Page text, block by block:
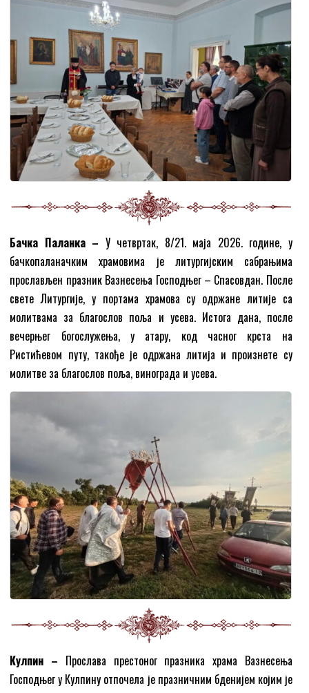
Бачка Паланка – У четвртак, 8/21. маја 2026. године, у
бачкопаланачким храмовима је литургијским сабрањима
прослављен празник Вазнесења Господњег – Спасовдан. После
свете Литургије, у портама храмова су одржане литије са
молитвама за благослов поља и усева. Истога дана, после
вечерњег богослужења, у aтару, код часног крста на
Ристићевом путу, такође је одржана литија и произнете су
молитве за благослов поља, винограда и усева.
Кулпин – Прослава престоног празника храма Вазнесења
Господњег у Кулпину отпочела је празничним бденијем којим је